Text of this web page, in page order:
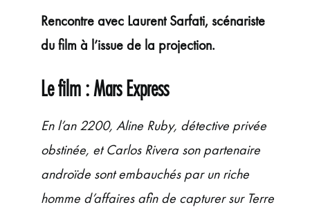
PRATIQUE
Rencontre avec Laurent Sarfati, scénariste
du film à l’issue de la projection.
Le film : Mars Express
En l’an 2200, Aline Ruby, détective privée
obstinée, et Carlos Rivera son partenaire
androïde sont embauchés par un riche
homme d’affaires afin de capturer sur Terre